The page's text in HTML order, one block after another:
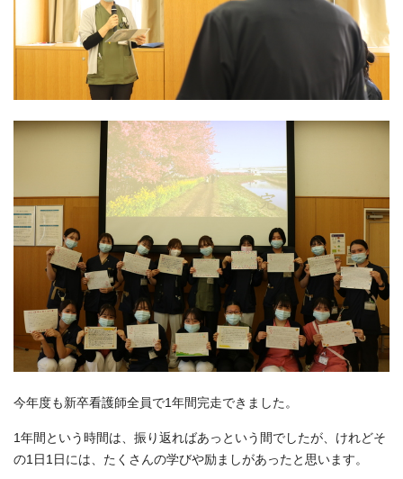
今年度も新卒看護師全員で1年間完走できました。
1年間という時間は、振り返ればあっという間でしたが、けれどそ
の1日1日には、たくさんの学びや励ましがあったと思います。